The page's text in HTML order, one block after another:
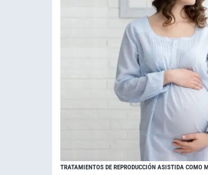
TRATAMIENTOS DE REPRODUCCIÓN ASISTIDA COMO